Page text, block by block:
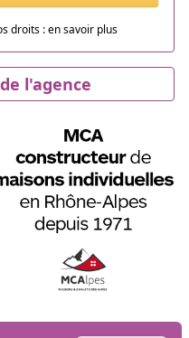
droits :en savoir plus
l'agence